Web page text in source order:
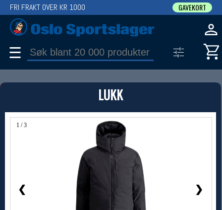
LUKK
1 / 3
❮ ❯
FRI FRAKT OVER KR 1000 GAVEKORT
☰
PRODUKT
Produkter (1)
Bruk filter til å spisse søket